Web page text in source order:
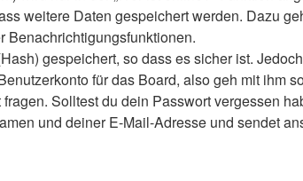
weitere Daten gespeichert werden. Dazu
Benachrichtigungsfunktionen.
gespeichert, so dass es sicher ist.
für das Board, also geh mit ihm
Solltest du dein Passwort vergessen
und deiner E-Mail-Adresse und sendet